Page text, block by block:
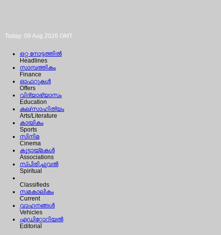
Today: 09 Aug 2026 GMT
ഒറ്റ നോട്ടത്തില്‍
Headlines
സാമ്പത്തികം
Finance
ഓഫറുകള്‍
Offers
വിദ്യാഭ്യാസം
Education
കല/സാഹിത്യം
Arts/Literature
കായികം
Sports
സിനിമ
Cinema
കൂട്ടായ്മകള്‍
Associations
സ്പിരിച്ചുവല്‍
Spiritual
Classifieds
സമകാലികം
Current
വാഹനങ്ങള്‍
Vehicles
എഡിറ്റോറിയല്‍
Editorial